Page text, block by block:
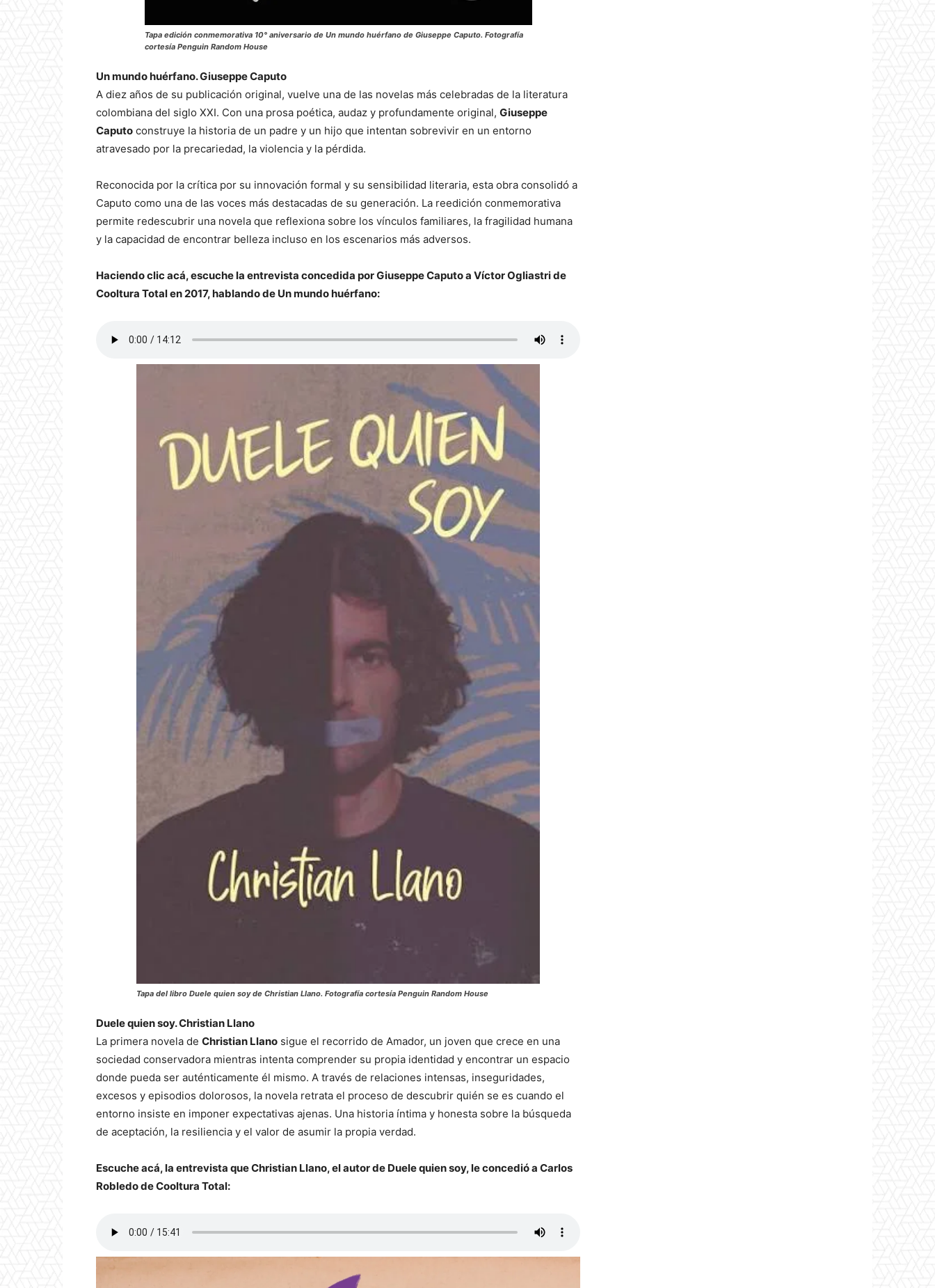
Tapa edición conmemorativa 10° aniversario de Un mundo huérfano de Giuseppe Caputo. Fotografía
cortesía Penguin Random House
Un mundo huérfano. Giuseppe Caputo
A diez años de su publicación original, vuelve una de las novelas más celebradas de la literatura
colombiana del siglo XXI. Con una prosa poética, audaz y profundamente original, Giuseppe
Caputo construye la historia de un padre y un hijo que intentan sobrevivir en un entorno
atravesado por la precariedad, la violencia y la pérdida.
Reconocida por la crítica por su innovación formal y su sensibilidad literaria, esta obra consolidó a
Caputo como una de las voces más destacadas de su generación. La reedición conmemorativa
permite redescubrir una novela que reflexiona sobre los vínculos familiares, la fragilidad humana
y la capacidad de encontrar belleza incluso en los escenarios más adversos.
Haciendo clic acá, escuche la entrevista concedida por Giuseppe Caputo a Víctor Ogliastri de
Cooltura Total en 2017, hablando de Un mundo huérfano:
Tapa del libro Duele quien soy de Christian Llano. Fotografía cortesía Penguin Random House
Duele quien soy. Christian Llano
La primera novela de Christian Llano sigue el recorrido de Amador, un joven que crece en una
sociedad conservadora mientras intenta comprender su propia identidad y encontrar un espacio
donde pueda ser auténticamente él mismo. A través de relaciones intensas, inseguridades,
excesos y episodios dolorosos, la novela retrata el proceso de descubrir quién se es cuando el
entorno insiste en imponer expectativas ajenas. Una historia íntima y honesta sobre la búsqueda
de aceptación, la resiliencia y el valor de asumir la propia verdad.
Escuche acá, la entrevista que Christian Llano, el autor de Duele quien soy, le concedió a Carlos
Robledo de Cooltura Total: